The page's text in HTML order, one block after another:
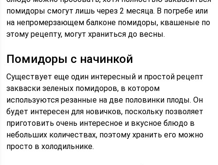
помидоры смогут лишь через 2 месяца. В погребе или
на непромерзающем балконе помидоры, квашеные по
этому рецепту, могут храниться до весны.
Помидоры с начинкой
Существует еще один интересный и простой рецепт
закваски зеленых помидоров, в котором
используются резанные на две половинки плоды. Он
будет интересен для новичков, поскольку позволяет
приготовить очень интересное и вкусное блюдо в
небольших количествах, поэтому хранить его можно
просто в холодильнике.